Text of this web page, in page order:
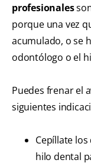
profesionales
porque una vez
acumulado, o se
odontólogo o el
Puedes frenar el
siguientes
Cepíllate
hilo dental